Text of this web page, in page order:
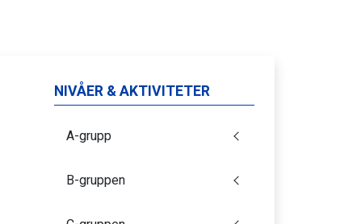
NIVÅER & AKTIVITETER
A-grupp
B-gruppen